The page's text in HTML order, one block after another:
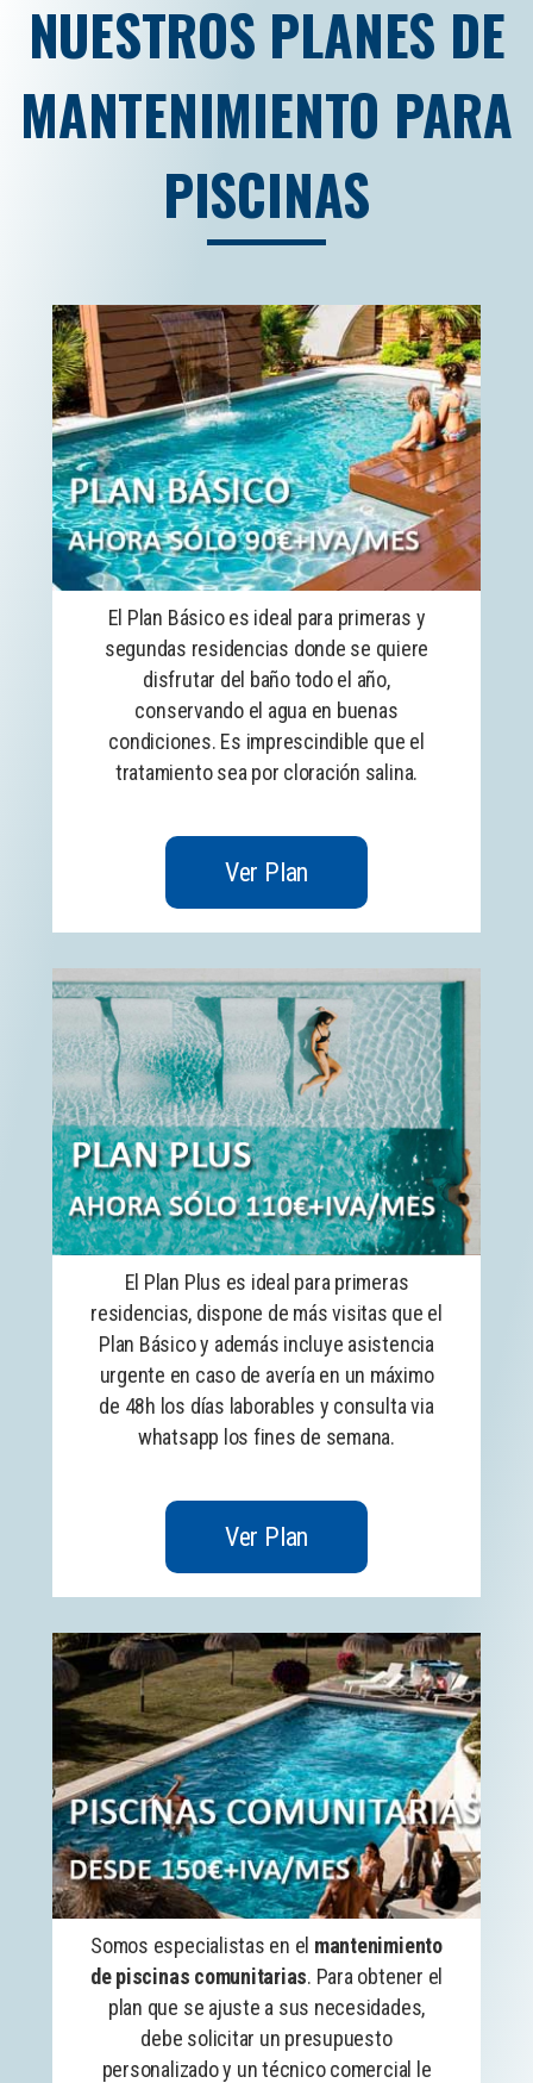
NUESTROS PLANES DE
MANTENIMIENTO PARA
PISCINAS
El Plan Básico es ideal para primeras y
segundas residencias donde se quiere
disfrutar del baño todo el año,
conservando el agua en buenas
condiciones. Es imprescindible que el
tratamiento sea por cloración salina.
Ver Plan
El Plan Plus es ideal para primeras
residencias, dispone de más visitas que el
Plan Básico y además incluye asistencia
urgente en caso de avería en un máximo
de 48h los días laborables y consulta via
whatsapp los fines de semana.
Ver Plan
Somos especialistas en el mantenimiento
de piscinas comunitarias. Para obtener el
plan que se ajuste a sus necesidades,
debe solicitar un presupuesto
personalizado y un técnico comercial le